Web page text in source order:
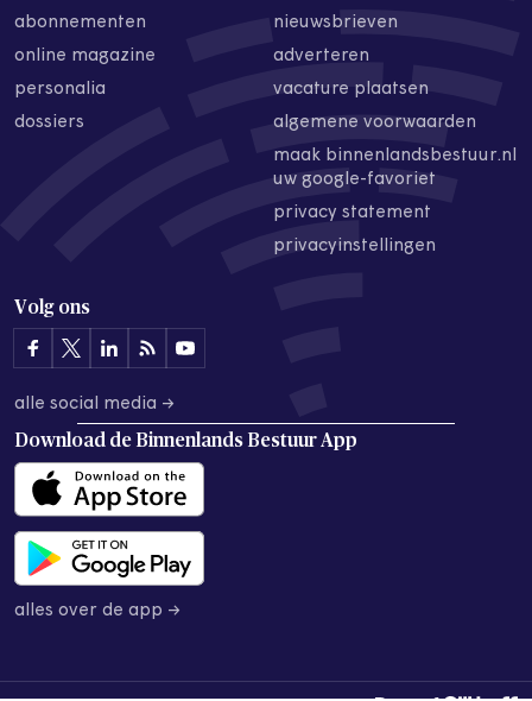
abonnementen
online magazine
personalia
dossiers
nieuwsbrieven
adverteren
vacature plaatsen
algemene voorwaarden
maak binnenlandsbestuur.nl
uw google-favoriet
privacy statement
privacyinstellingen
Volg ons
alle social media →
Download de Binnenlands Bestuur App
alles over de app →